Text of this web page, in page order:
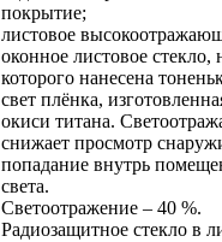
покрытие;
листовое
оконное листовое стекло,
которого нанесена
свет плёнка,
окиси титана.
снижает просмотр
попадание внутрь
света.
Светоотражение – 40 %.
Радиозащитное стекло в